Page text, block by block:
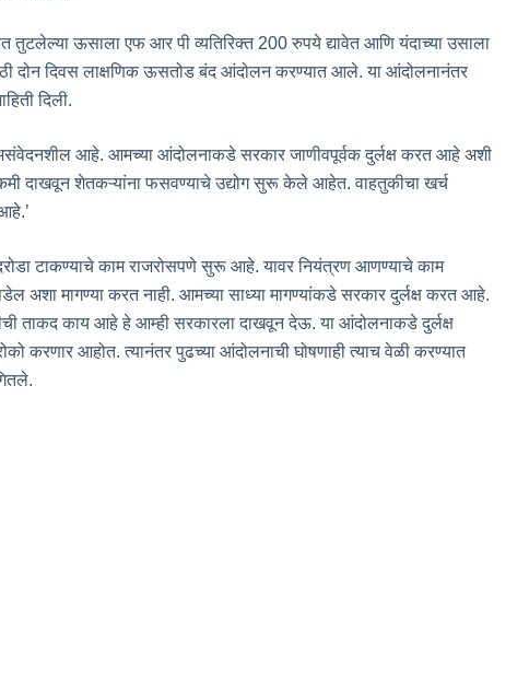
तुटलेल्या ऊसाला एफ आर पी व्यतिरिक्त 200 रुपये द्यावेत आणि यंदाच्या उसाला
दोन दिवस लाक्षणिक ऊसतोड बंद आंदोलन करण्यात आले. या आंदोलनानंतर
दिली.
असंवेदनशील आहे. आमच्या आंदोलनाकडे सरकार जाणीवपूर्वक दुर्लक्ष करत आहे अशी
दाखवून शेतकऱ्यांना फसवण्याचे उद्योग सुरू केले आहेत. वाहतुकीचा खर्च
टाकण्याचे काम राजरोसपणे सुरू आहे. यावर नियंत्रण आणण्याचे काम
अशा मागण्या करत नाही. आमच्या साध्या मागण्यांकडे सरकार दुर्लक्ष करत आहे.
ताकद काय आहे हे आम्ही सरकारला दाखवून देऊ. या आंदोलनाकडे दुर्लक्ष
करणार आहोत. त्यानंतर पुढच्या आंदोलनाची घोषणाही त्याच वेळी करण्यात